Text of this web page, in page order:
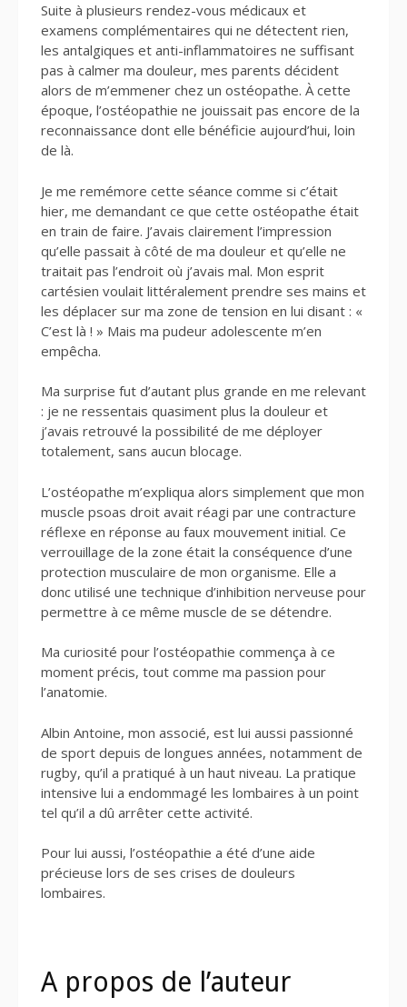
Suite à plusieurs rendez-vous médicaux et
examens complémentaires qui ne détectent rien,
les antalgiques et anti-inflammatoires ne suffisant
pas à calmer ma douleur, mes parents décident
alors de m’emmener chez un ostéopathe. À cette
époque, l’ostéopathie ne jouissait pas encore de la
reconnaissance dont elle bénéficie aujourd’hui, loin
de là.
Je me remémore cette séance comme si c’était
hier, me demandant ce que cette ostéopathe était
en train de faire. J’avais clairement l’impression
qu’elle passait à côté de ma douleur et qu’elle ne
traitait pas l’endroit où j’avais mal. Mon esprit
cartésien voulait littéralement prendre ses mains et
les déplacer sur ma zone de tension en lui disant : «
C’est là ! » Mais ma pudeur adolescente m’en
empêcha.
Ma surprise fut d’autant plus grande en me relevant
: je ne ressentais quasiment plus la douleur et
j’avais retrouvé la possibilité de me déployer
totalement, sans aucun blocage.
L’ostéopathe m’expliqua alors simplement que mon
muscle psoas droit avait réagi par une contracture
réflexe en réponse au faux mouvement initial. Ce
verrouillage de la zone était la conséquence d’une
protection musculaire de mon organisme. Elle a
donc utilisé une technique d’inhibition nerveuse pour
permettre à ce même muscle de se détendre.
Ma curiosité pour l’ostéopathie commença à ce
moment précis, tout comme ma passion pour
l’anatomie.
Albin Antoine, mon associé, est lui aussi passionné
de sport depuis de longues années, notamment de
rugby, qu’il a pratiqué à un haut niveau. La pratique
intensive lui a endommagé les lombaires à un point
tel qu’il a dû arrêter cette activité.
Pour lui aussi, l’ostéopathie a été d’une aide
précieuse lors de ses crises de douleurs
lombaires.
A propos de l’auteur